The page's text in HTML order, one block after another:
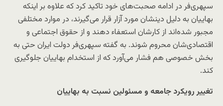
سپهری‌فر در ادامه صحبت‌های خود تاکید کرد که علاوه بر اینکه
بهاییان به دلیل دینشان مورد آزار قرار می‌گیرند، در موارد مختلفی
مجبور شده‌اند از کارشان استعفاء دهند و از حقوق اجتماعی و
اقتصادی‌شان محروم شوند. به گفته سپهری‌فر دولت ایران حتی به
بخش خصوصی هم فشار می‌آورد که از استخدام بهاییان جلوگیری
کند.
تغییر رویکرد جامعه و مسئولین نسبت به بهاییان